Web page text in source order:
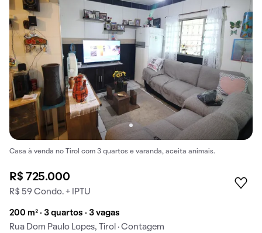
Casa à venda no Tirol com 3 quartos e varanda, aceita animais.
R$ 725.000
R$ 59 Condo. + IPTU
200 m² · 3 quartos · 3 vagas
Rua Dom Paulo Lopes, Tirol · Contagem